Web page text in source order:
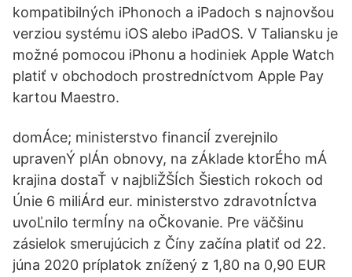
kompatibilných iPhonoch a iPadoch s najnovšou
verziou systému iOS alebo iPadOS. V Taliansku je
možné pomocou iPhonu a hodiniek Apple Watch
platiť v obchodoch prostredníctvom Apple Pay
kartou Maestro.
domÁce; ministerstvo financiÍ zverejnilo
upravenÝ plÁn obnovy, na zÁklade ktorÉho mÁ
krajina dostaŤ v najbliŽŠÍch Šiestich rokoch od
Únie 6 miliÁrd eur. ministerstvo zdravotnÍctva
uvoĽnilo termÍny na oČkovanie. Pre väčšinu
zásielok smerujúcich z Číny začína platiť od 22.
júna 2020 príplatok znížený z 1,80 na 0,90 EUR